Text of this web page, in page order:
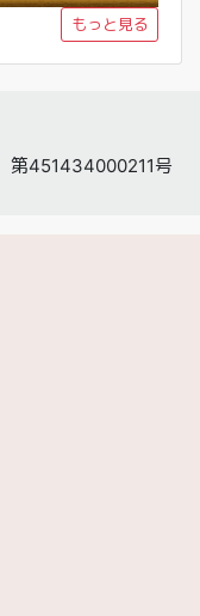
もっと見る
第451434000211号